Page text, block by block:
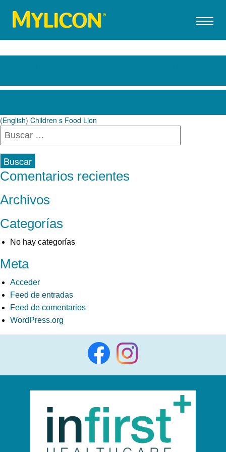
Navegación
de
entradas
(English) Children s Food Lion
Buscar:
Comentarios recientes
Archivos
Categorías
No hay categorías
Meta
Acceder
Feed de entradas
Feed de comentarios
WordPress.org